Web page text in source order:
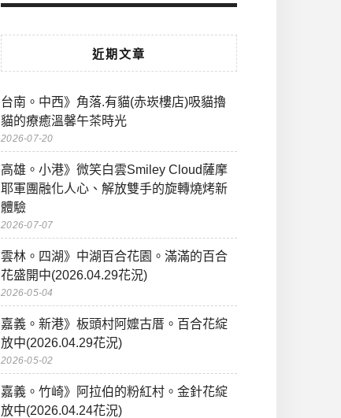
近期文章
台南。中西》角落.有貓(赤崁樓店)吸貓擼
貓的療癒溫馨午茶時光
2026-07-20
高雄。小港》微笑白雲Smiley Cloud薩摩
耶軍團融化人心、解放雙手的旋轉燒烤新
體驗
2026-07-07
雲林。四湖》中湖百合花園。滿滿的百合
花盛開中(2026.04.29花況)
2026-05-04
嘉義。新港》板頭村阿嬤古厝。百合花綻
放中(2026.04.29花況)
2026-05-02
嘉義。竹崎》阿拉伯的粉紅村。金針花綻
放中(2026.04.24花況)